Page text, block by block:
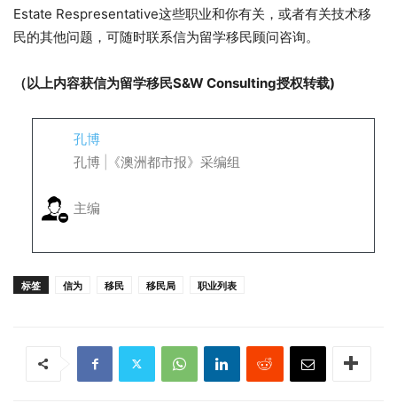
Estate Respresentative这些职业和你有关，或者有关技术移
民的其他问题，可随时联系信为留学移民顾问咨询。
（以上内容获信为留学移民S&W Consulting授权转载)
孔博
孔博 |《澳洲都市报》采编组
主编
标签 信为 移民 移民局 职业列表